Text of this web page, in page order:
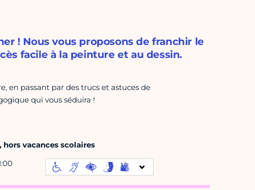
! Nous vous proposons de franchir le
facile à la peinture et au dessin.
en passant par des trucs et astuces de
qui vous séduira !
vacances scolaires